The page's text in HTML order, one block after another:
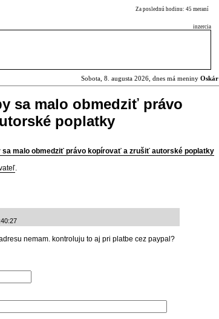
Za poslednú hodinu: 45 meraní
inzercia
Sobota, 8. augusta 2026, dnes má meniny Oskár
sa malo obmedziť právo
poplatky
sa malo obmedziť právo kopírovať a zrušiť autorské poplatky
.
nemam. kontroluju to aj pri platbe cez paypal?